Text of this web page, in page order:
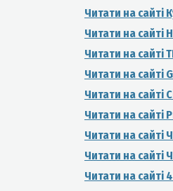
Читати на сайті
Читати на сайті
Читати на сайті
Читати на сайті
Читати на сайті
Читати на сайті
Читати на сайті
Читати на сайті
Читати на сайті